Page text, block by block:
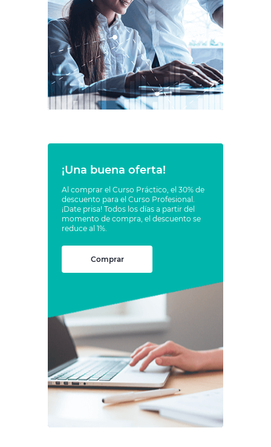
¡Una buena oferta!
Al comprar el Curso Práctico, el 30% de
descuento para el Curso Profesional.
¡Date prisa! Todos los días a partir del
momento de compra, el descuento se
reduce al 1%.
Comprar